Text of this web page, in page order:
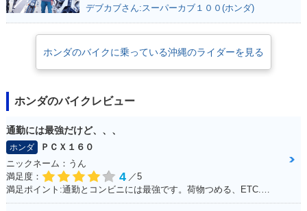
デブカブさん:スーパーカブ１００(ホンダ)
ホンダのバイクに乗っている沖縄のライダーを見る
ホンダのバイクレビュー
通勤には最強だけど、、、
ホンダ
ＰＣＸ１６０
ニックネーム：うん
満足度：
4 ／5
満足ポイント:通勤とコンビニには最強です。荷物つめる、ETC.車載カメラ、ロングスクリーンでした。平和な日本を肌で感じることできます。 けれど、、、